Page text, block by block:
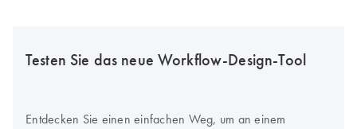
Testen Sie das neue Workflow-Design-Tool
Entdecken Sie einen einfachen Weg, um an einem